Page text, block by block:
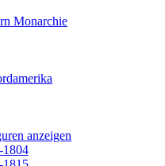
Monarchie
anzeigen
1804